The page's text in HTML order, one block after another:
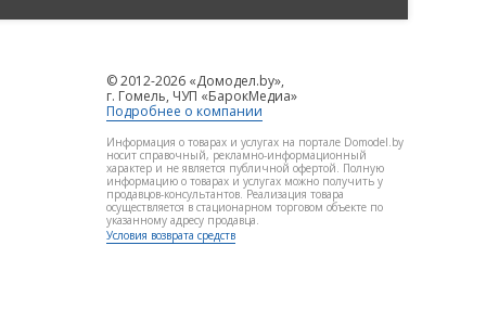
© 2012-2026 «Домодел.by»,
г. Гомель, ЧУП «БарокМедиа»
Подробнее о компании
Информация о товарах и услугах на портале Domodel.by
носит справочный, рекламно-информационный
характер и не является публичной офертой. Полную
информацию о товарах и услугах можно получить у
продавцов-консультантов. Реализация товара
осуществляется в стационарном торговом объекте по
указанному адресу продавца.
Условия возврата средств